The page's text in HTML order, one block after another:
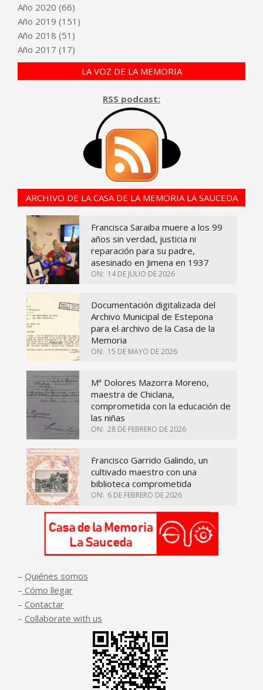
Año 2020 (66)
Año 2019 (151)
Año 2018 (51)
Año 2017 (17)
LA VOZ DE LA MEMORIA
RSS podcast:
ARCHIVO DE LA CASA DE LA MEMORIA LA SAUCEDA
Francisca Saraiba muere a los 99
años sin verdad, justicia ni
reparación para su padre,
asesinado en Jimena en 1937
ON: 14 DE JULIO DE 2026
Documentación digitalizada del
Archivo Municipal de Estepona
para el archivo de la Casa de la
Memoria
ON: 15 DE MAYO DE 2026
Mª Dolores Mazorra Moreno,
maestra de Chiclana,
comprometida con la educación de
las niñas
ON: 28 DE FEBRERO DE 2026
Francisco Garrido Galindo, un
cultivado maestro con una
biblioteca comprometida
ON: 6 DE FEBRERO DE 2026
– Quiénes somos
– Cómo llegar
– Contactar
– Collaborate with us